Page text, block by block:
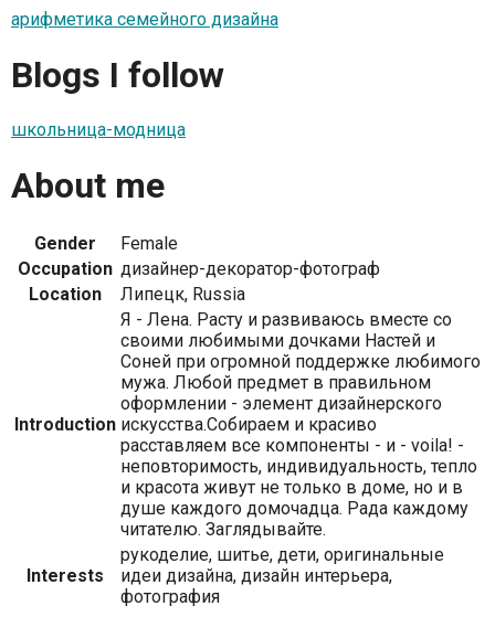
арифметика семейного дизайна
Blogs I follow
школьница-модница
About me
Gender
Female
Occupation дизайнер-декоратор-фотограф
Location
Липецк, Russia
Introduction
Я - Лена. Расту и развиваюсь вместе со
своими любимыми дочками Настей и
Соней при огромной поддержке любимого
мужа. Любой предмет в правильном
оформлении - элемент дизайнерского
искусства.Cобираем и красиво
расставляем все компоненты - и - voila! -
неповторимость, индивидуальность, тепло
и красота живут не только в доме, но и в
душе каждого домочадца. Рада каждому
читателю. Заглядывайте.
Interests
рукоделие, шитье, дети, оригинальные
идеи дизайна, дизайн интерьера,
фотография